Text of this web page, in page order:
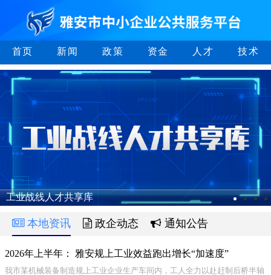
首页 新闻 政策 资金 人才 技术
工业战线人才共享库
本地资讯 政企动态 通知公告
2026年上半年： 雅安规上工业效益跑出增长“加速度”
我市某机械装备制造规上工业企业生产车间内，工人全力以赴赶制后桥半轴